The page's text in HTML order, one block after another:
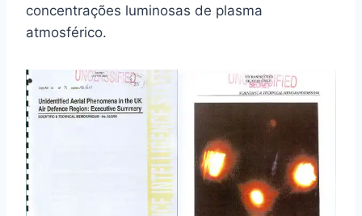
concentrações luminosas de plasma
atmosférico.